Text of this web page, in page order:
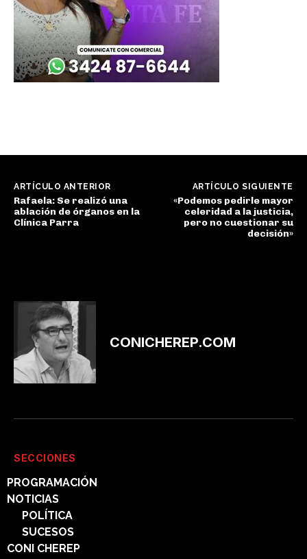
ARTÍCULO ANTERIOR
Rafaela: Se realizó una
ablación de órganos en la
Clínica Parra
ARTÍCULO SIGUIENTE
«Podemos pedirle mayor
celeridad a la justicia,
pero no cuestionar su
decisión»
CONICHEREP.COM
SECCIONES
PROGRAMACIÓN
NOTICIAS
POLÍTICA
SUCESOS
CONI CHEREP